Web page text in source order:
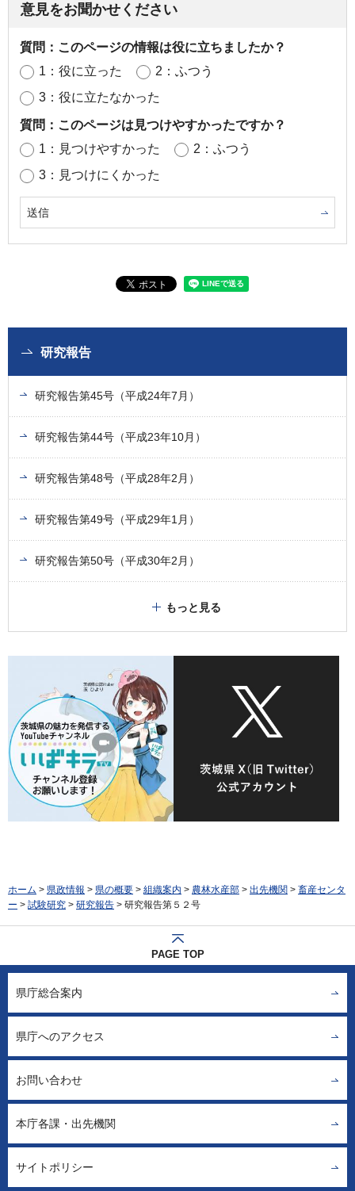
意見をお聞かせください
質問：このページの情報は役に立ちましたか？
1：役に立った
2：ふつう
3：役に立たなかった
質問：このページは見つけやすかったですか？
1：見つけやすかった
2：ふつう
3：見つけにくかった
研究報告
研究報告第45号（平成24年7月）
研究報告第44号（平成23年10月）
研究報告第48号（平成28年2月）
研究報告第49号（平成29年1月）
研究報告第50号（平成30年2月）
もっと見る
ホーム > 県政情報 > 県の概要 > 組織案内 > 農林水産部 > 出先機関 > 畜産センタ
ー > 試験研究 > 研究報告 > 研究報告第５２号
PAGE TOP
県庁総合案内
県庁へのアクセス
お問い合わせ
本庁各課・出先機関
サイトポリシー